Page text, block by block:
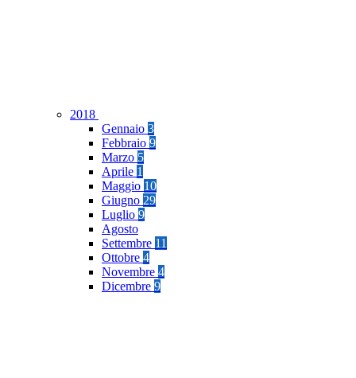
2018
Gennaio 3
Febbraio 9
Marzo 5
Aprile 1
Maggio 10
Giugno 29
Luglio 9
Agosto
Settembre 11
Ottobre 4
Novembre 4
Dicembre 9